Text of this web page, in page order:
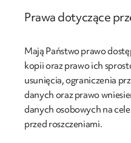
Prawa dotyczące
Mają Państwo prawo
kopii oraz prawo ich
usunięcia, ograniczenia
danych oraz prawo
danych osobowych na
przed roszczeniami.